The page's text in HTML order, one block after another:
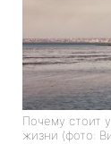
Почему стоит
жизни (фото: